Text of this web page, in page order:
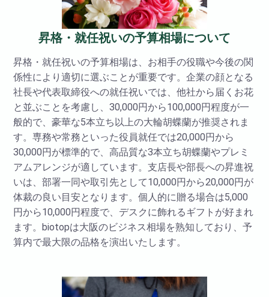
昇格・就任祝いの予算相場について
昇格・就任祝いの予算相場は、お相手の役職や今後の関
係性により適切に選ぶことが重要です。企業の顔となる
社長や代表取締役への就任祝いでは、他社から届くお花
と並ぶことを考慮し、30,000円から100,000円程度が一
般的で、豪華な5本立ち以上の大輪胡蝶蘭が推奨されま
す。専務や常務といった役員就任では20,000円から
30,000円が標準的で、高品質な3本立ち胡蝶蘭やプレミ
アムアレンジが適しています。支店長や部長への昇進祝
いは、部署一同や取引先として10,000円から20,000円が
体裁の良い目安となります。個人的に贈る場合は5,000
円から10,000円程度で、デスクに飾れるギフトが好まれ
ます。biotopは大阪のビジネス相場を熟知しており、予
算内で最大限の品格を演出いたします。